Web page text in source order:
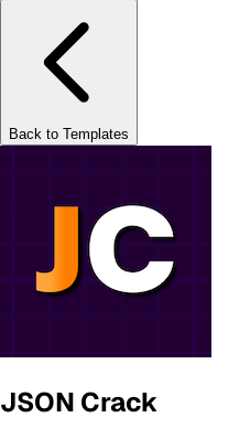
Back to Templates
JSON Crack